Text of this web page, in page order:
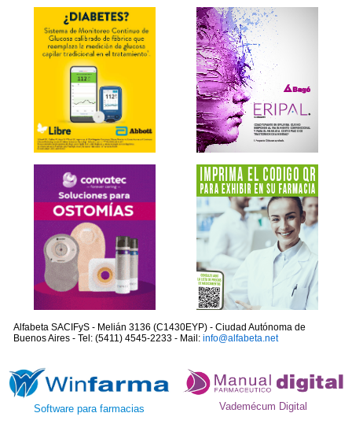
Alfabeta SACIFyS - Melián 3136 (C1430EYP) - Ciudad Autónoma de
Buenos Aires - Tel: (5411) 4545-2233 - Mail: info@alfabeta.net
Software para farmacias Vademécum Digital